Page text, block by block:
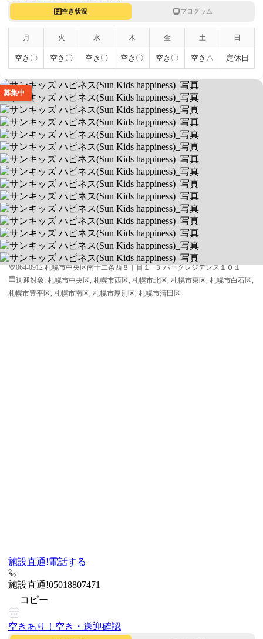
空き状況 プログラム
月 火 水 木 金 土 日
空き〇 空き〇 空き〇 空き〇 空き〇 空き△ 定休日
募集中
サンキッズ ハピネス(Sun Kids
happiness)
理学療法士＆ベテラン保育士在籍
送迎あり 空きあり
平日 9:00〜17:00 / 土 10:00〜16:00
064-0912 札幌市中央区南十二条西８丁目１−３ パークレジデンス１０１
送迎対象: 札幌市中央区, 札幌市西区, 札幌市北区, 札幌市東区, 札幌市白石区,
札幌市豊平区, 札幌市南区, 札幌市厚別区, 札幌市清田区
施設直通!電話する
施設直通!05018807471
コピー
空きあり！ 空き・送迎確認